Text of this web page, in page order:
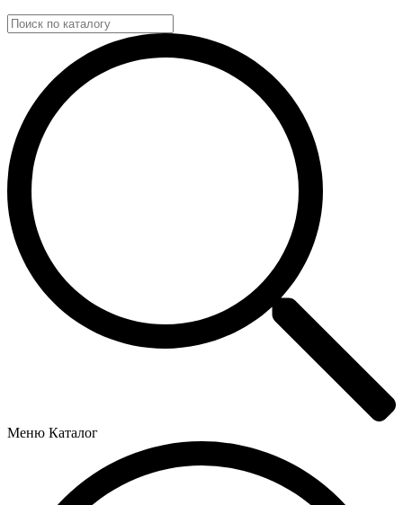
Меню Каталог